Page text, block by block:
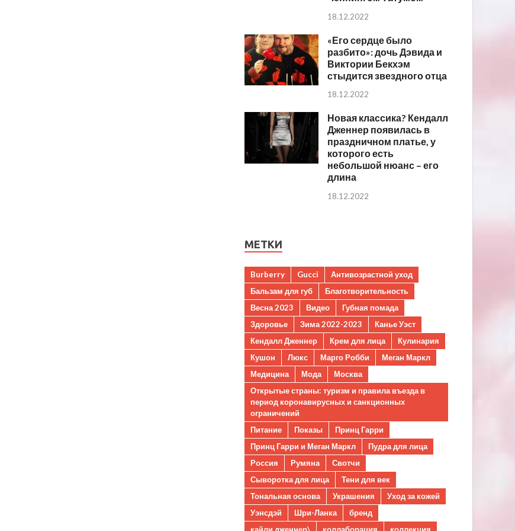
18.12.2022
«Его сердце было
разбито»: дочь Дэвида и
Виктории Бекхэм
стыдится звездного отца
18.12.2022
Новая классика? Кендалл
Дженнер появилась в
праздничном платье, у
которого есть
небольшой нюанс – его
длина
18.12.2022
МЕТКИ
Burberry Gucci
Антивозрастной уход
Бальзам для губ
Благотворительность
Весна 2023
Видео
Губная помада
Здоровье
Зима 2022-2023
Канье Уэст
Кендалл Дженнер
Крем для лица
Кулинария
Кушон
Люкс Марго Робби
Меган Маркл
Медицина
Мода
Москва
Открытые страны: туризм и правила въезда в
период коронавирусных и санкционных
ограничений
Питание
Показы
Принц Гарри
Принц Гарри и Меган Маркл
Пудра для лица
Россия
Румяна
Свотчи
Сыворотка для лица
Тени для век
Тональная основа
Украшения
Уход за кожей
Уэнсдэй
Шри-Ланка
бренд